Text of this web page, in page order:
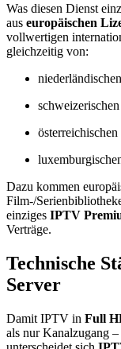
Was diesen Dienst
aus europäischen
vollwertigen
gleichzeitig von:
Dazu kommen
Film-/
einziges IPTV
Verträge.
Technische
Server
Damit IPTV in Full
als nur Kanalzugang